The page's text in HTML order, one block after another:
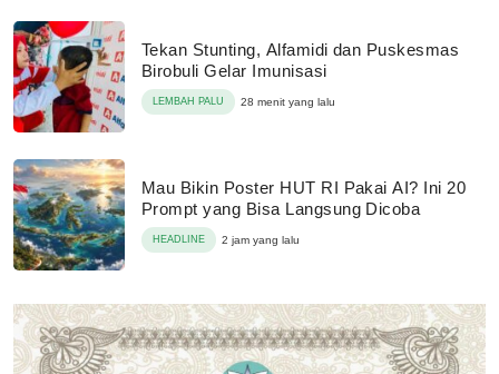
Tekan Stunting, Alfamidi dan Puskesmas
Birobuli Gelar Imunisasi
LEMBAH PALU 28 menit yang lalu
Mau Bikin Poster HUT RI Pakai AI? Ini 20
Prompt yang Bisa Langsung Dicoba
HEADLINE 2 jam yang lalu